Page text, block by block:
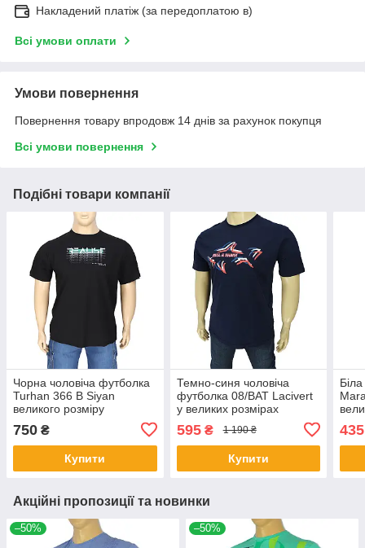
Накладений платіж (за передоплатою в)
Всі умови оплати
Умови повернення
Повернення товару впродовж 14 днів за рахунок покупця
Всі умови повернення
Подібні товари компанії
Чорна чоловіча футболка
Turhan 366 B Siyan
великого розміру
750 ₴
Купити
Темно-синя чоловіча
футболка 08/BAT Lacivert
у великих розмірах
595₴ 1 190 ₴
Купити
435
Акційні пропозиції та новинки
–50% –50%